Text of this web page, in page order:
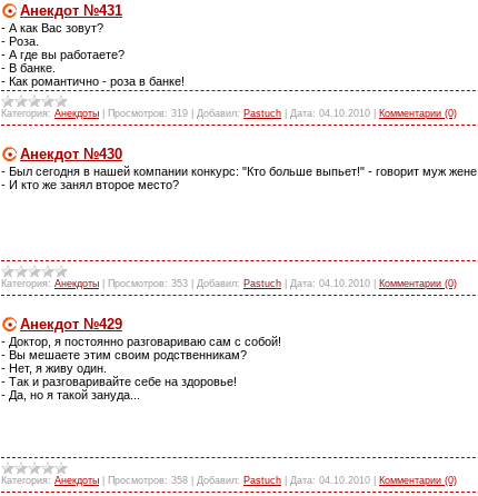
Анекдот №431
- А как Вас зовут?
- Роза.
- А где вы работаете?
- В банке.
- Как романтично - роза в банке!
Категория: Анекдоты Просмотров: 319 Добавил: Pastuch Дата: 04.10.2010 Комментарии (0)
Анекдот №430
- Был сегодня в нашей компании конкурс: "Кто больше выпьет!" - говорит муж жене.
- И кто же занял второе место?
Категория: Анекдоты Просмотров: 353 Добавил: Pastuch Дата: 04.10.2010 Комментарии (0)
Анекдот №429
- Доктор, я постоянно разговариваю сам с собой!
- Вы мешаете этим своим родственникам?
- Нет, я живу один.
- Так и разговаривайте себе на здоровье!
- Да, но я такой зануда...
Категория: Анекдоты Просмотров: 358 Добавил: Pastuch Дата: 04.10.2010 Комментарии (0)